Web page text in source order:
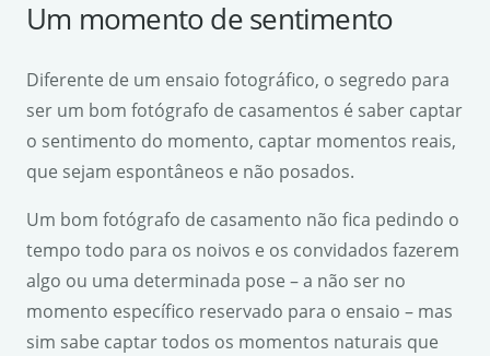
Um momento de sentimento
Diferente de um ensaio fotográfico, o segredo para
ser um bom fotógrafo de casamentos é saber captar
o sentimento do momento, captar momentos reais,
que sejam espontâneos e não posados.
Um bom fotógrafo de casamento não fica pedindo o
tempo todo para os noivos e os convidados fazerem
algo ou uma determinada pose – a não ser no
momento específico reservado para o ensaio – mas
sim sabe captar todos os momentos naturais que